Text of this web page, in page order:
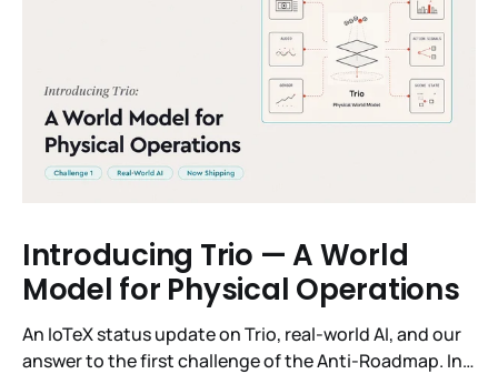
Introducing Trio — A World
Model for Physical Operations
An IoTeX status update on Trio, real-world AI, and our
answer to the first challenge of the Anti-Roadmap. In